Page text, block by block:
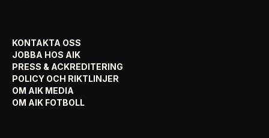
KONTAKTA OSS
JOBBA HOS AIK
PRESS & ACKREDITERING
POLICY OCH RIKTLINJER
OM AIK MEDIA
OM AIK FOTBOLL